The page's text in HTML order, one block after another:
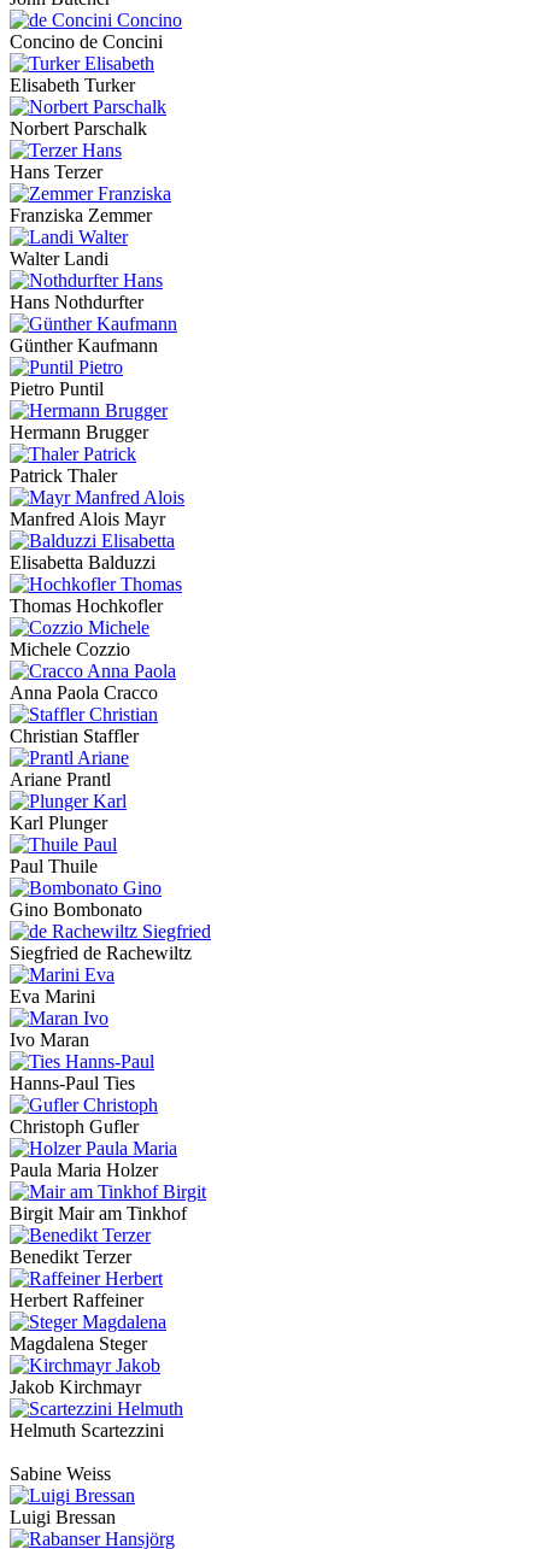
Concino de Concini
Elisabeth Turker
Norbert Parschalk
Hans Terzer
Franziska Zemmer
Walter Landi
Hans Nothdurfter
Günther Kaufmann
Pietro Puntil
Hermann Brugger
Patrick Thaler
Manfred Alois Mayr
Elisabetta Balduzzi
Thomas Hochkofler
Michele Cozzio
Anna Paola Cracco
Christian Staffler
Ariane Prantl
Karl Plunger
Paul Thuile
Gino Bombonato
Siegfried de Rachewiltz
Eva Marini
Ivo Maran
Hanns-Paul Ties
Christoph Gufler
Paula Maria Holzer
Birgit Mair am Tinkhof
Benedikt Terzer
Herbert Raffeiner
Magdalena Steger
Jakob Kirchmayr
Helmuth Scartezzini
Sabine Weiss
Luigi Bressan